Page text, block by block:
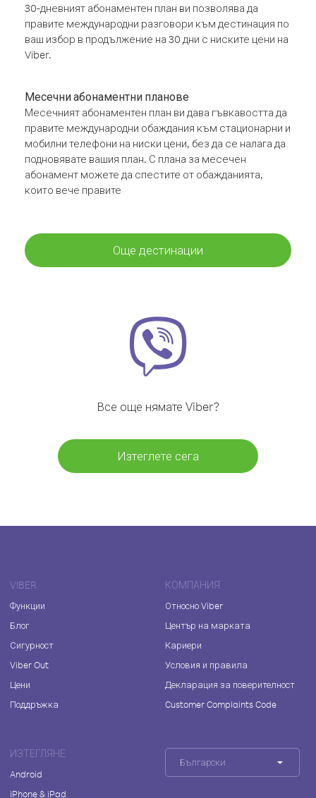
30-дневният абонаментен план ви позволява да
правите международни разговори към дестинация по
ваш избор в продължение на 30 дни с ниските цени на
Viber.
Месечни абонаментни планове
Месечният абонаментен план ви дава гъвкавостта да
правите международни обаждания към стационарни и
мобилни телефони на ниски цени, без да се налага да
подновявате вашия план. С плана за месечен
абонамент можете да спестите от обажданията,
които вече правите
Още дестинации
Все още нямате Viber?
Изтеглете сега
VIBER
Функции
Блог
Сигурност
Viber Out
Цени
Поддръжка
КОМПАНИЯ
Относно Viber
Център на марката
Кариери
Условия и правила
Декларация за поверителност
Customer Complaints Code
ИЗТЕГЛЯНЕ
Android
iPhone & iPad
Български